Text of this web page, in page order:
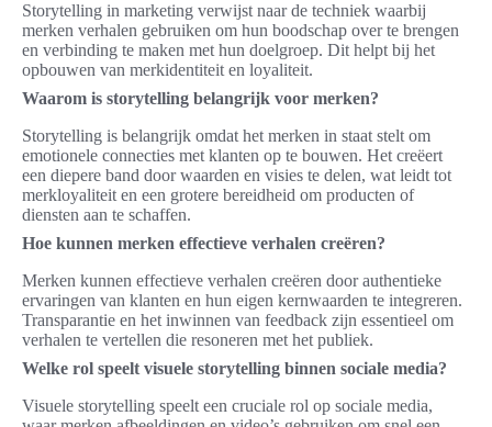
Storytelling in marketing verwijst naar de techniek waarbij
merken verhalen gebruiken om hun boodschap over te brengen
en verbinding te maken met hun doelgroep. Dit helpt bij het
opbouwen van merkidentiteit en loyaliteit.
Waarom is storytelling belangrijk voor merken?
Storytelling is belangrijk omdat het merken in staat stelt om
emotionele connecties met klanten op te bouwen. Het creëert
een diepere band door waarden en visies te delen, wat leidt tot
merkloyaliteit en een grotere bereidheid om producten of
diensten aan te schaffen.
Hoe kunnen merken effectieve verhalen creëren?
Merken kunnen effectieve verhalen creëren door authentieke
ervaringen van klanten en hun eigen kernwaarden te integreren.
Transparantie en het inwinnen van feedback zijn essentieel om
verhalen te vertellen die resoneren met het publiek.
Welke rol speelt visuele storytelling binnen sociale media?
Visuele storytelling speelt een cruciale rol op sociale media,